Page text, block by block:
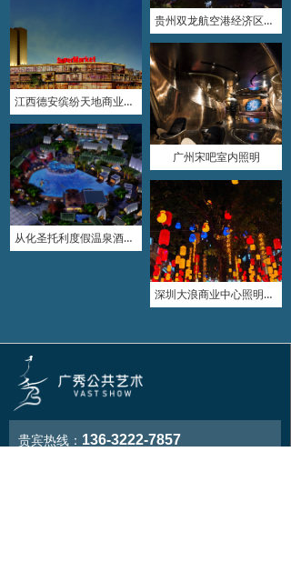
江西德安缤纷天地商业广场照明亮化
从化圣托利度假温泉酒店灯光亮化
贵州双龙航空港经济区亮丽工程
广州宋吧室内照明
深圳大浪商业中心照明亮化
贵宾热线： 136-3222-7857